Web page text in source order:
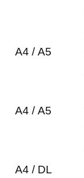
A4 / A5
A4 / A5
A4 / DL